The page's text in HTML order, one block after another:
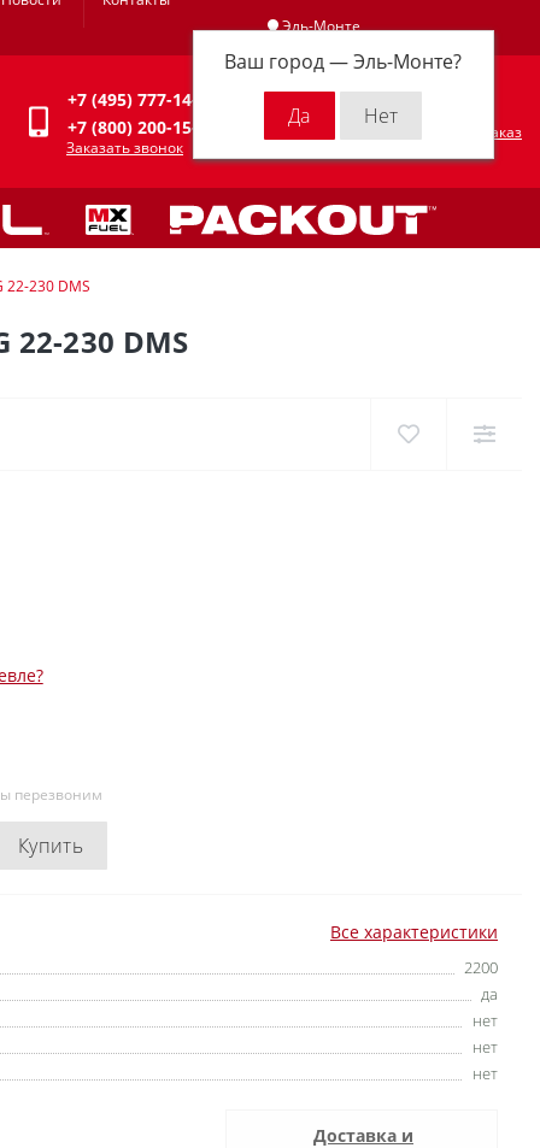
Эль-Монте
Ваш город —Эль-Монте?
Личный кабинет
+7 (495) 777-14-94
+7 (800) 200-15-94
Заказать звонок
Оформить заказ
230 DMS
230 DMS
перезвоним
Купить
Все характеристики
2200
да
нет
нет
нет
Доставка и